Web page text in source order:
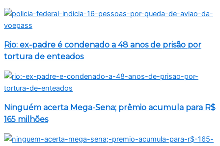
Rio: ex-padre é condenado a 48 anos de prisão por
tortura de enteados
Ninguém acerta Mega-Sena; prêmio acumula para R$
165 milhões